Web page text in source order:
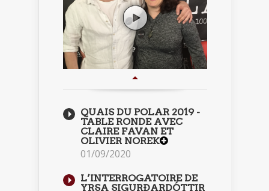
QUAIS DU POLAR 2019 -
TABLE RONDE AVEC
CLAIRE FAVAN ET
OLIVIER NOREK
01/09/2020
L’INTERROGATOIRE DE
YRSA SIGURÐARDÓTTIR